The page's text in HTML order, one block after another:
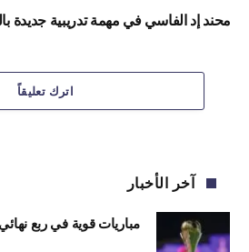
محند إد الفاسي في مهمة تدريبية جديدة
اترك تعليقاً
آخر الأخبار
مباريات قوية في ربع